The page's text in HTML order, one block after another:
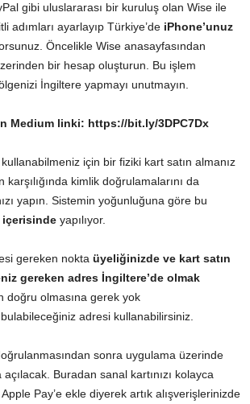
gibi uluslararası bir kuruluş olan Wise ile
adımları ayarlayıp Türkiye’de iPhone’unuz
Öncelikle Wise anasayfasından
bir hesap oluşturun. Bu işlem
İngiltere yapmayı unutmayın.
Medium linki: https://bit.ly/3DPC7Dx
için bir fiziki kart satın almanız
kimlik doğrulamalarını da
yapın. Sistemin yoğunluğuna göre bu
içerisinde yapılıyor.
gereken nokta üyeliğinizde ve kart satın
gereken adres İngiltere’de olmak
doğru olmasına gerek yok
adresi kullanabilirsiniz.
sonra uygulama üzerinde
Buradan sanal kartınızı kolayca
Pay’e ekle diyerek artık alışverişlerinizde